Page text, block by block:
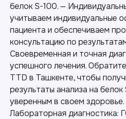
белок S-100. —
учитываем индивидуальные
пациента и обеспечиваем
консультацию по
Своевременная и точная
успешного лечения.
TTD в Ташкенте, чтобы
результаты анализа на
уверенным в своем здоровье.
Лабораторная
Лабораторная
Точные анализы для контроля
выявления заболеваний.